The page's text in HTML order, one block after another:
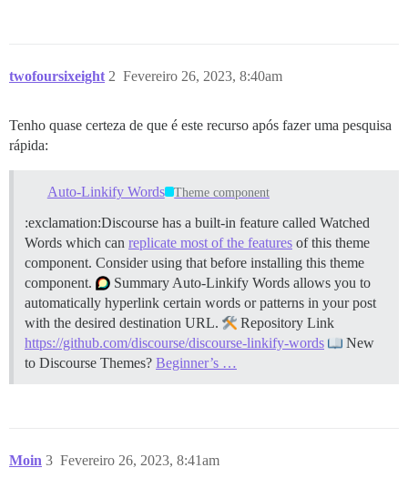
twofoursixeight Fevereiro 26, 2023, 8:40am
2
Tenho quase certeza de que é este recurso após fazer uma pesquisa
rápida:
Auto-Linkify Words Theme component
:exclamation:Discourse has a built-in feature called Watched
Words which can replicate most of the features of this theme
component. Consider using that before installing this theme
component.
Summary Auto-Linkify Words allows you to
automatically hyperlink certain words or patterns in your post
with the desired destination URL.
Repository Link
https://github.com/discourse/discourse-linkify-words
New
to Discourse Themes? Beginner’s …
Moin Fevereiro 26, 2023, 8:41am
3